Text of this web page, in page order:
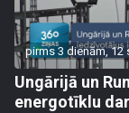
pirms 3 dienām, 12
Ungārijā un
energotīklu